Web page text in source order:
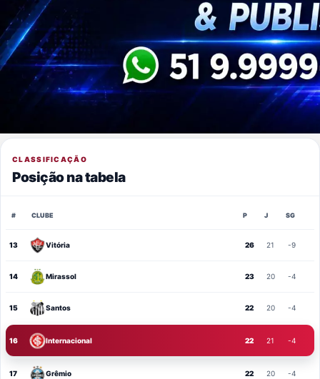
CLASSIFICAÇÃO
Posição na tabela
# CLUBE P J SG
13 Vitória 26 21 -9
14 Mirassol 23 20 -4
15 Santos 22 20 -4
16 Internacional 22 21 -4
17 Grêmio 22 20 -4